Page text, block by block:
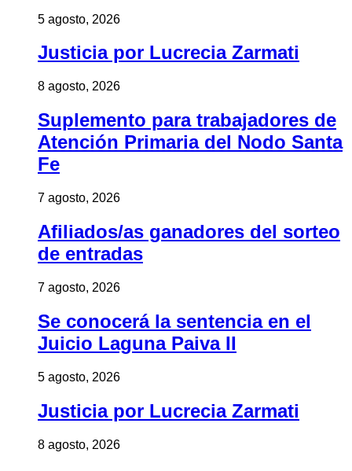
5 agosto, 2026
Justicia por Lucrecia Zarmati
8 agosto, 2026
Suplemento para trabajadores de
Atención Primaria del Nodo Santa
Fe
7 agosto, 2026
Afiliados/as ganadores del sorteo
de entradas
7 agosto, 2026
Se conocerá la sentencia en el
Juicio Laguna Paiva II
5 agosto, 2026
Justicia por Lucrecia Zarmati
8 agosto, 2026